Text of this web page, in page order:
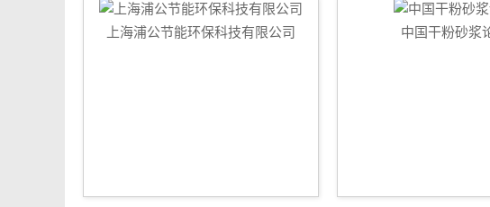
上海浦公节能环保科技有限公司 中国干粉砂浆